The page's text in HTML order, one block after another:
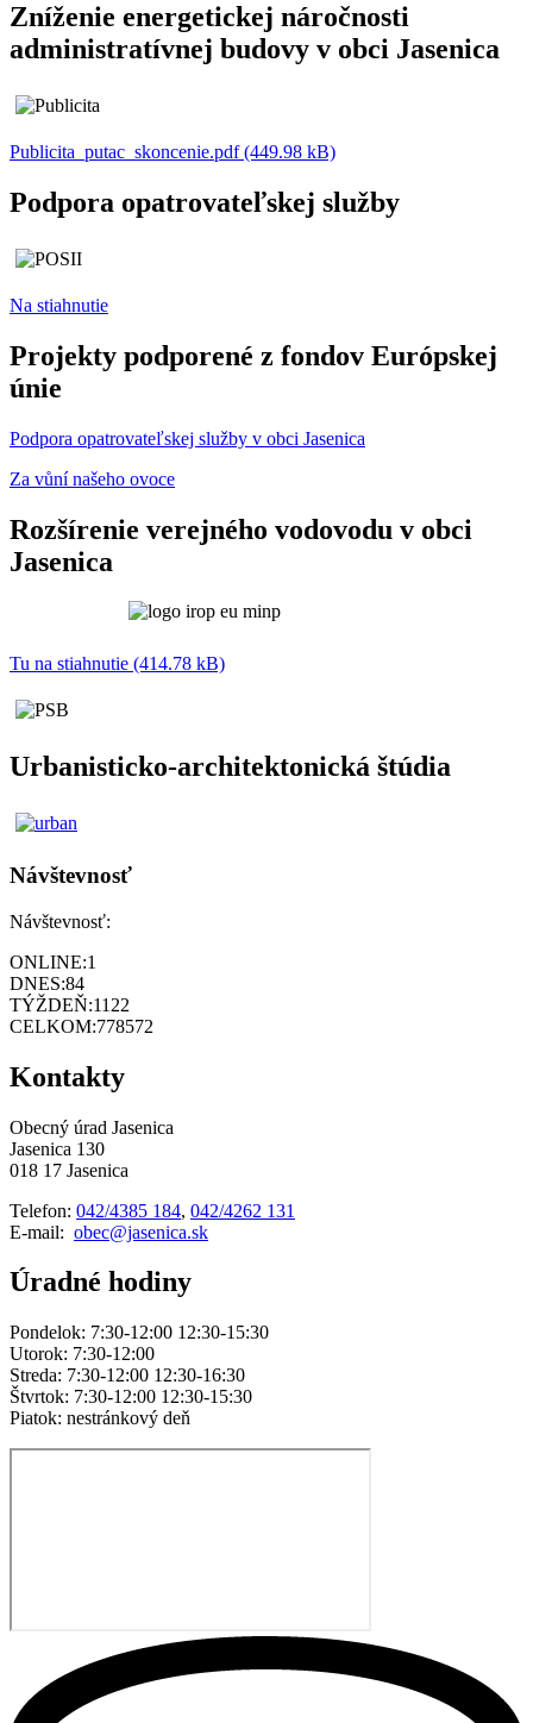
Zníženie energetickej náročnosti
administratívnej budovy v obci Jasenica
Publicita_putac_skoncenie.pdf (449.98 kB)
Podpora opatrovateľskej služby
Na stiahnutie
Projekty podporené z fondov Európskej
únie
Podpora opatrovateľskej služby v obci Jasenica
Za vůní našeho ovoce
Rozšírenie verejného vodovodu v obci
Jasenica
Tu na stiahnutie (414.78 kB)
Urbanisticko-architektonická štúdia
Návštevnosť
Návštevnosť:
ONLINE:1
DNES:84
TÝŽDEŇ:1122
CELKOM:778572
Kontakty
Obecný úrad Jasenica
Jasenica 130
018 17 Jasenica
Telefon: 042/4385 184, 042/4262 131
E-mail: obec@jasenica.sk
Úradné hodiny
Pondelok: 7:30-12:00 12:30-15:30
Utorok: 7:30-12:00
Streda: 7:30-12:00 12:30-16:30
Štvrtok: 7:30-12:00 12:30-15:30
Piatok: nestránkový deň